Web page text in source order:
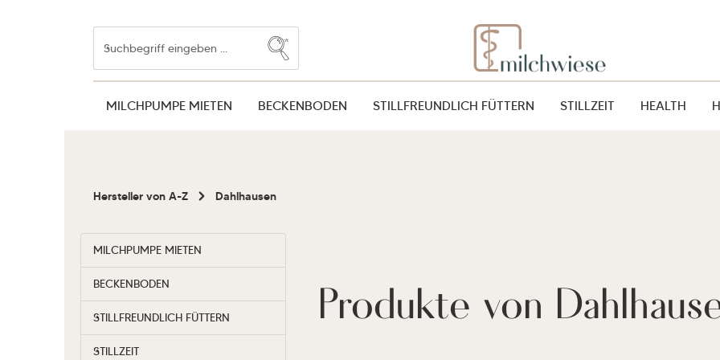
Zur Hauptnavigation springen
MILCHPUMPE MIETEN BECKENBODEN STILLFREUNDLICH FÜTTERN STILLZEIT HEALTH
Hersteller von A-Z Dahlhausen
MILCHPUMPE MIETEN
BECKENBODEN
STILLFREUNDLICH FÜTTERN
STILLZEIT
Produkte von